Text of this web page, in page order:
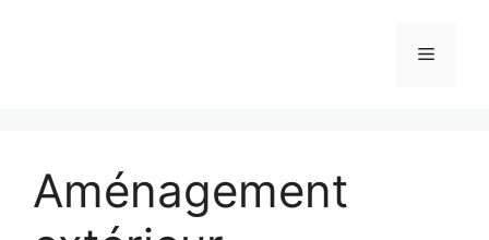
Menu
Aménagement